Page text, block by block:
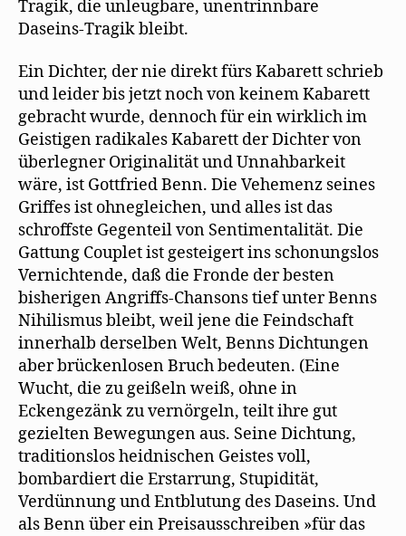
Tragik, die unleugbare, unentrinnbare
Daseins-Tragik bleibt.
Ein Dichter, der nie direkt fürs Kabarett schrieb
und leider bis jetzt noch von keinem Kabarett
gebracht wurde, dennoch für ein wirklich im
Geistigen radikales Kabarett der Dichter von
überlegner Originalität und Unnahbarkeit
wäre, ist Gottfried Benn. Die Vehemenz seines
Griffes ist ohnegleichen, und alles ist das
schroffste Gegenteil von Sentimentalität. Die
Gattung Couplet ist gesteigert ins schonungslos
Vernichtende, daß die Fronde der besten
bisherigen Angriffs-Chansons tief unter Benns
Nihilismus bleibt, weil jene die Feindschaft
innerhalb derselben Welt, Benns Dichtungen
aber brückenlosen Bruch bedeuten. (Eine
Wucht, die zu geißeln weiß, ohne in
Eckengezänk zu vernörgeln, teilt ihre gut
gezielten Bewegungen aus. Seine Dichtung,
traditionslos heidnischen Geistes voll,
bombardiert die Erstarrung, Stupidität,
Verdünnung und Entblutung des Daseins. Und
als Benn über ein Preisausschreiben »für das